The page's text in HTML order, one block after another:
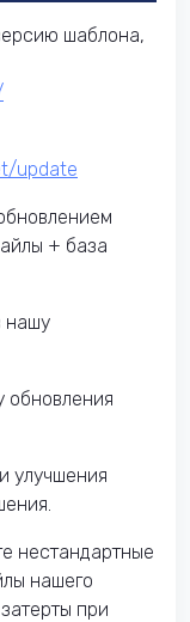
шаблона,
update
+ база
нашу
обновления
улучшения
нестандартные
нашего
при